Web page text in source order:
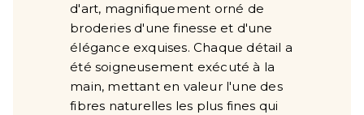
d'art, magnifiquement orné de
broderies d'une finesse et d'une
élégance exquises. Chaque détail a
été soigneusement exécuté à la
main, mettant en valeur l'une des
fibres naturelles les plus fines qui